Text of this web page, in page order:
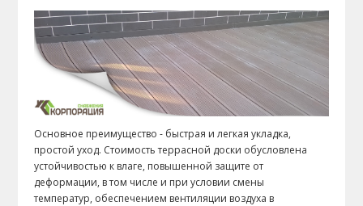
Основное преимущество - быстрая и легкая укладка,
простой уход. Стоимость террасной доски обусловлена
устойчивостью к влаге, повышенной защите от
деформации, в том числе и при условии смены
температур, обеспечением вентиляции воздуха в